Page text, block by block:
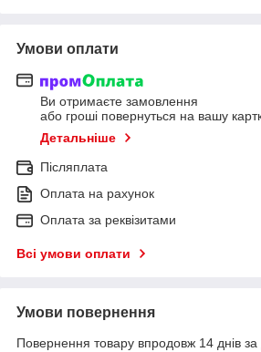
Умови оплати
Ви отримаєте замовлення
або гроші повернуться на вашу
Детальніше
Післяплата
Оплата на рахунок
Оплата за реквізитами
Всі умови оплати
Умови повернення
Повернення товару впродовж 14 днів